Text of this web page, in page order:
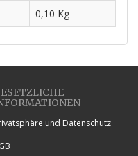
0,10 Kg
und Datenschutz